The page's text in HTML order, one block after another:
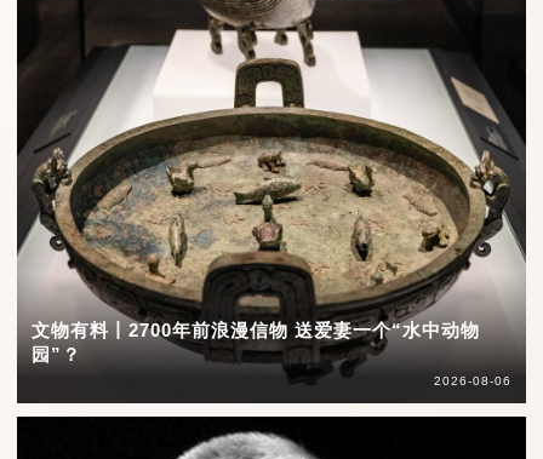
文物有料丨2700年前浪漫信物 送爱妻一个“水中动物
园”？
2026-08-06